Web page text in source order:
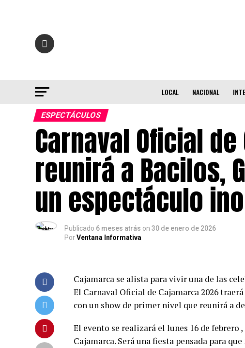
LOCAL NACIONAL
ESPECTÁCULOS
Carnaval Oficial
reunirá a Bacilos,
un espectáculo
Publicado 6 meses atrás on 30 de enero de 2026
PorVentana Informativa
Cajamarca se alista para vivir una de las
El Carnaval Oficial de Cajamarca 2026
con un show de primer nivel que reunirá a
El evento se realizará el lunes 16 de febrero
Cajamarca. Será una fiesta pensada para